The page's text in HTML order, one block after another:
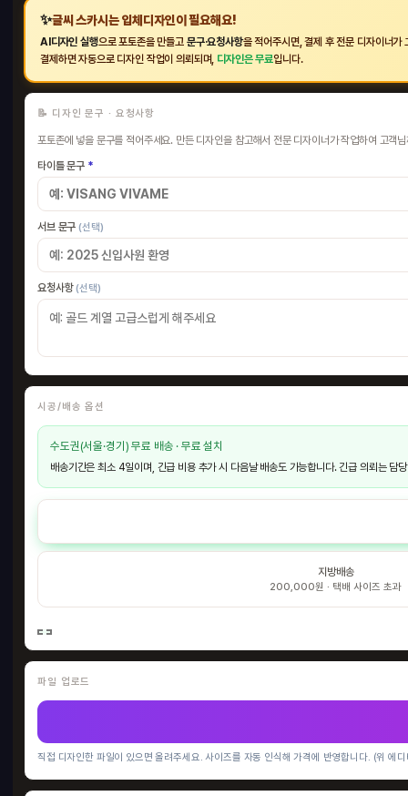
✨글씨 스카시는 입체디자인이 필요해요!
AI디자인 실행으로 포토존을 만들고 문구·요청사항을 적어주시면, 결제 후 전문 디자이너가
결제하면 자동으로 디자인 작업이 의뢰되며, 디자인은 무료입니다.
📝 디자인 문구 · 요청사항
포토존에 넣을 문구를 적어주세요. 만든 디자인을 참고해서 전문 디자이너가 작업하여 고객
타이틀 문구 *
서브 문구(선택)
요청사항(선택)
시공/배송 옵션
수도권(서울·경기) 무료 배송 · 무료 설치
배송기간은 최소 4일이며, 긴급 비용 추가 시 다음날 배송도 가능합니다. 긴급 의뢰는 담
지방배송
200,000원 · 택배 사이즈 초과
파일 업로드
직접 디자인한 파일이 있으면 올려주세요. 사이즈를 자동 인식해 가격에 반영합니다. (위 에